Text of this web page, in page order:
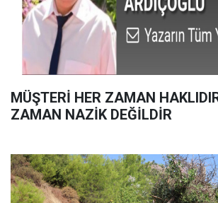
MÜŞTERİ HER ZAMAN
ZAMAN NAZİK DEĞİLDİR